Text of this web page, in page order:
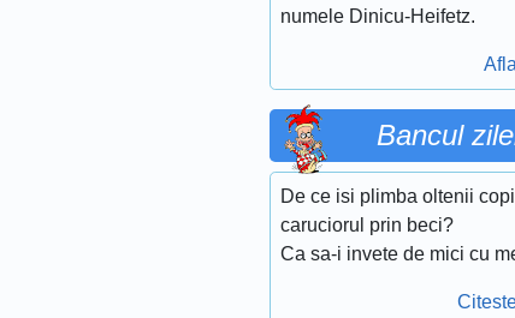
numele Dinicu-Heifetz.
Bancul
De ce isi plimba oltenii
caruciorul prin beci?
Ca sa-i invete de mici cu